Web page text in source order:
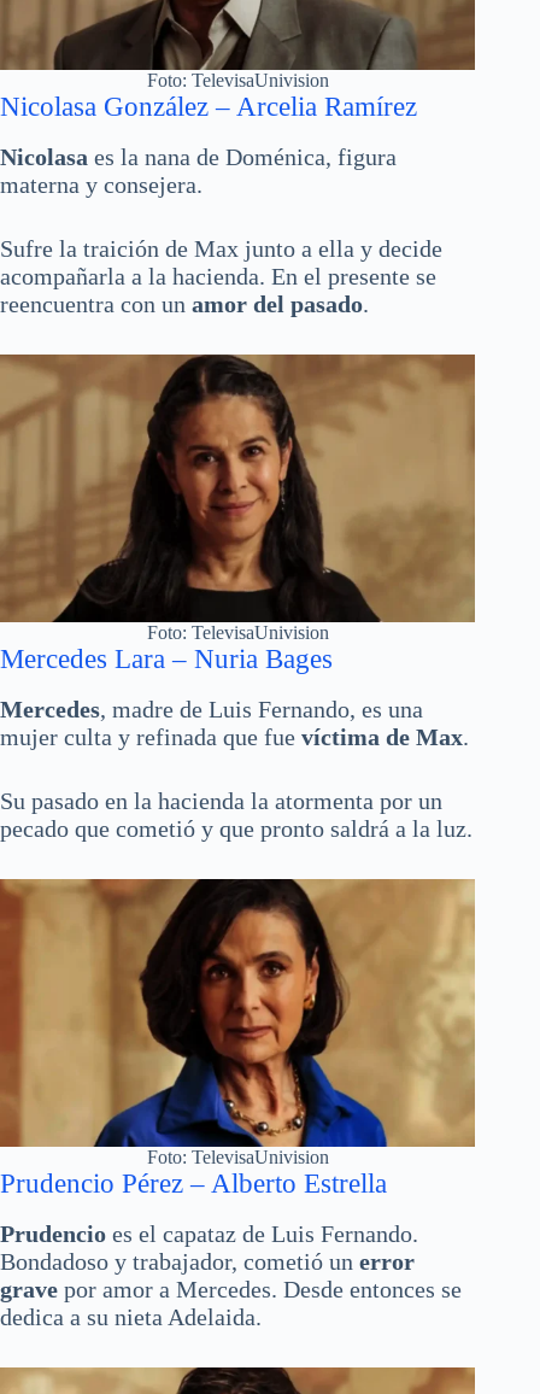
Foto: TelevisaUnivision
Nicolasa González – Arcelia Ramírez
Nicolasa es la nana de Doménica, figura
materna y consejera.
Sufre la traición de Max junto a ella y decide
acompañarla a la hacienda. En el presente se
reencuentra con un amor del pasado.
Foto: TelevisaUnivision
Mercedes Lara – Nuria Bages
Mercedes, madre de Luis Fernando, es una
mujer culta y refinada que fue víctima de Max.
Su pasado en la hacienda la atormenta por un
pecado que cometió y que pronto saldrá a la luz.
Foto: TelevisaUnivision
Prudencio Pérez – Alberto Estrella
Prudencio es el capataz de Luis Fernando.
Bondadoso y trabajador, cometió un error
grave por amor a Mercedes. Desde entonces se
dedica a su nieta Adelaida.